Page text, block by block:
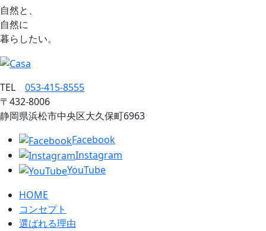
自然と、
自然に
暮らしたい。
TEL 053‐415‐8555
〒432‐8006
静岡県浜松市中央区大久保町6963
Facebook
Instagram
YouTube
HOME
コンセプト
選ばれる理由